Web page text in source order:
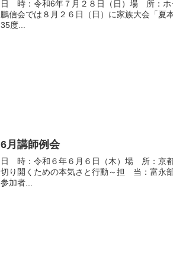
日 時：令和6年７月２８日（日）場 所：ホ
鵬信会では８月２６日（日）に家族大会「
35度...
6月講師例会
日 時：令和６年６月６日（木）場 所：京
切り開くための本気さと行動～担 当：富永
参加者...